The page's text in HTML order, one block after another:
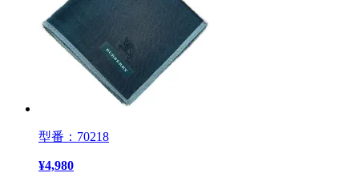
型番：70218
¥4,980